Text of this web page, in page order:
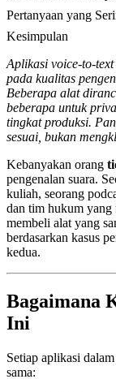
Pertanyaan yang
Kesimpulan
Aplikasi voice-to-
pada kualitas
Beberapa alat
beberapa untuk
tingkat produksi.
sesuai, bukan
Kebanyakan orang
pengenalan suara.
kuliah, seorang
dan tim hukum yang
membeli alat yang
berdasarkan kasus
kedua.
Bagaimana
Ini
Setiap aplikasi
sama: